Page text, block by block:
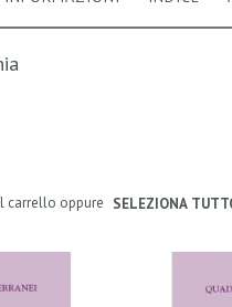
carrello oppure SELEZIONA